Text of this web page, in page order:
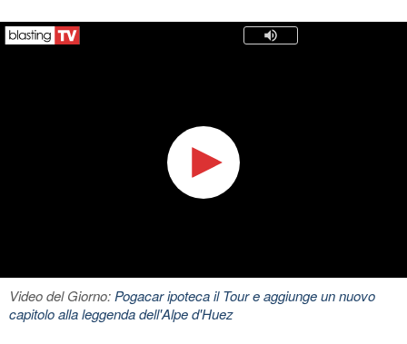
Video del Giorno:Pogacar ipoteca il Tour e aggiunge un nuovo
capitolo alla leggenda dell'Alpe d'Huez